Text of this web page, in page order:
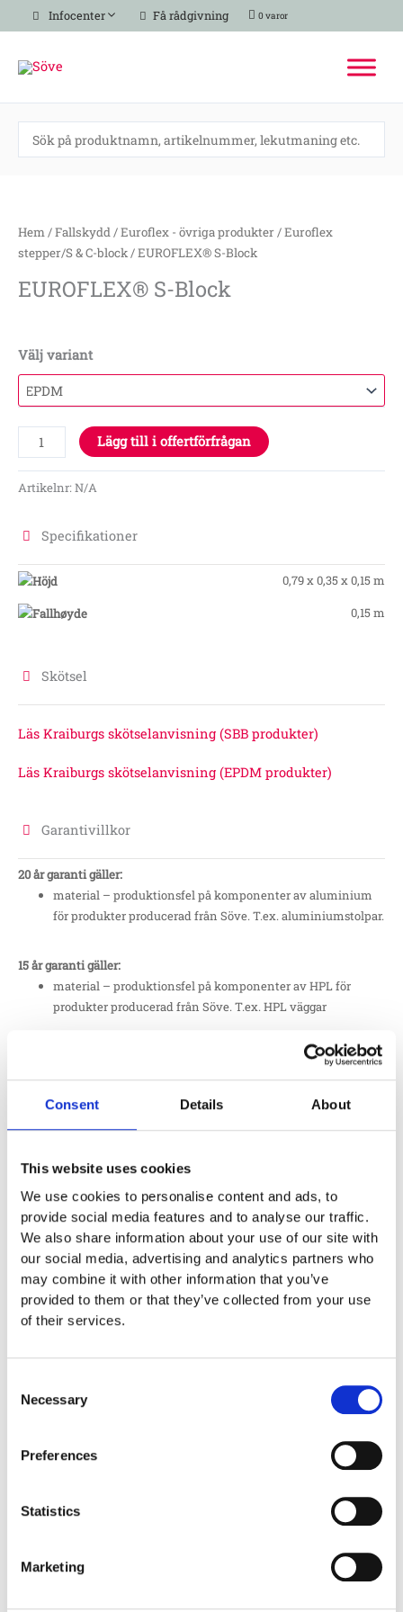
Consent Details About
This website uses cookies
We use cookies to personalise content and ads, to
provide social media features and to analyse our traffic.
We also share information about your use of our site with
our social media, advertising and analytics partners who
may combine it with other information that you’ve
provided to them or that they’ve collected from your use
of their services.
Selection
Necessary
Preferences
Statistics
Marketing
Hoppa
till
Infocenter Få rådgivning 0 varor
Hem/Fallskydd/Euroflex - övriga produkter/Euroflex
stepper/S & C-block/ EUROFLEX® S-Block
EUROFLEX® S-Block
Välj variant
Block
mängd
Lägg till i offertförfrågan
Artikelnr:N/A
Specifikationer
0,79 x 0,35 x 0,15 m
0,15 m
Skötsel
Läs Kraiburgs skötselanvisning (SBB produkter)
Läs Kraiburgs skötselanvisning (EPDM produkter)
Garantivillkor
20 år garanti gäller:
material – produktionsfel på komponenter av aluminium
för produkter producerad från Söve. T.ex. aluminiumstolpar.
15 år garanti gäller:
material – produktionsfel på komponenter av HPL för
produkter producerad från Söve. T.ex. HPL väggar
material – produktionsfel på delar av robinia från Europlay
och Eibe.
material – produktionsfel på galvaniserade delar och andra
ej lackade delar av stål, samt plattor av HDPE. T.ex.
stålstolpar
material – produktionsfel på delar av lärk och ek från
Europlay och Eibe: Mot rost på produkter från Erlau:
aluminium och galvade delar från Husson.
8 år garanti gäller:
5 år garanti gäller:
material – produktionsfel på fjäder, lackerade delar, gjutna
materialet wicker/pilträ) och fästen (inte rörliga), alla
produkter från Kraiburg och alla metalldelar från Europlay.
material – produktionsfel på rörliga plast- och metalldelar.